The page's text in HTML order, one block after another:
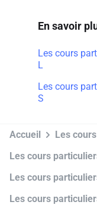
En savoir
Les cours
L
Les cours
S
Accueil
Les
Les cours
Les cours
Les cours